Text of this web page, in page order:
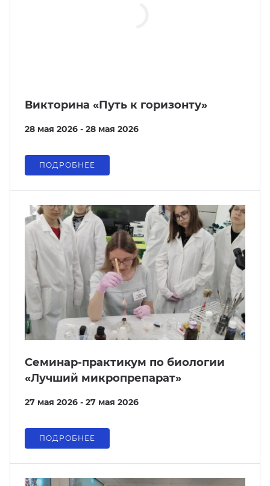
Викторина «Путь к горизонту»
28 мая 2026 - 28 мая 2026
ПОДРОБНЕЕ
Семинар-практикум по биологии
«Лучший микропрепарат»
27 мая 2026 - 27 мая 2026
ПОДРОБНЕЕ